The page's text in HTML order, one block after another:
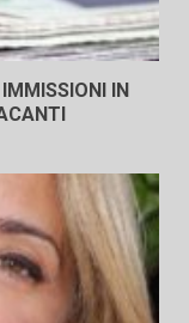
IN